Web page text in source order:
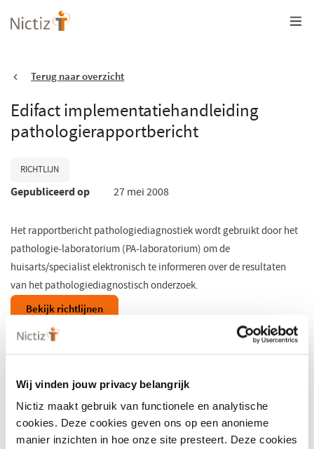
Wij vinden jouw privacy belangrijk
Nictiz maakt gebruik van functionele en analytische
cookies. Deze cookies geven ons op een anonieme
manier inzichten in hoe onze site presteert. Deze cookies
Overslaan
en
gaanTerug naar overzicht
Edifact implementatiehandleiding
pathologierapportbericht
RICHTLIJN
Gepubliceerd op 27 mei 2008
Het rapportbericht pathologiediagnostiek wordt gebruikt door het
pathologie-laboratorium (PA-laboratorium) om de
huisarts/specialist elektronisch te informeren over de resultaten
van het pathologiediagnostisch onderzoek.
Bekijk richtlijnen